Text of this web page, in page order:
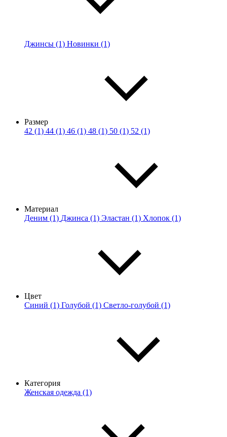
Джинсы (1) Новинки (1)
Размер
42 (1) 44 (1) 46 (1) 48 (1) 50 (1) 52 (1)
Материал
Деним (1) Джинса (1) Эластан (1) Хлопок (1)
Цвет
Синий (1) Голубой (1) Светло-голубой (1)
Категория
Женская одежда (1)